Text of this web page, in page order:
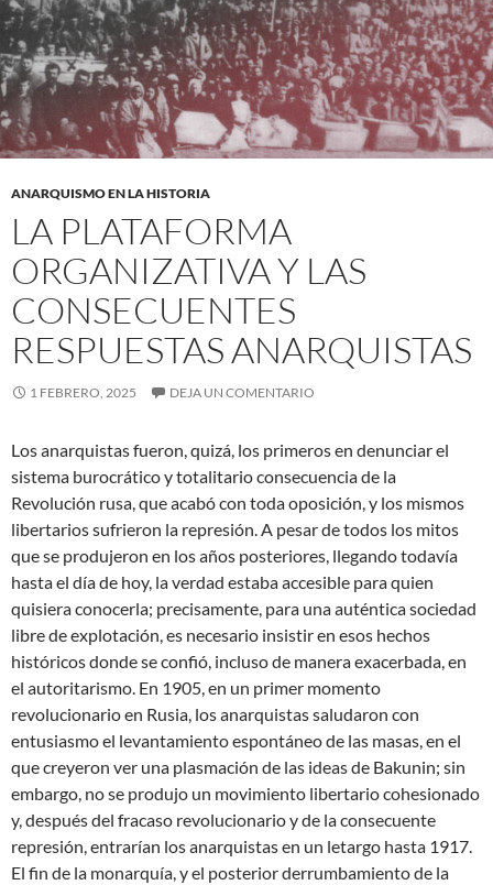
ANARQUISMO EN LA HISTORIA
LA PLATAFORMA
ORGANIZATIVA Y LAS
CONSECUENTES
RESPUESTAS ANARQUISTAS
1 FEBRERO, 2025 DEJA UN COMENTARIO
Los anarquistas fueron, quizá, los primeros en denunciar el
sistema burocrático y totalitario consecuencia de la
Revolución rusa, que acabó con toda oposición, y los mismos
libertarios sufrieron la represión. A pesar de todos los mitos
que se produjeron en los años posteriores, llegando todavía
hasta el día de hoy, la verdad estaba accesible para quien
quisiera conocerla; precisamente, para una auténtica sociedad
libre de explotación, es necesario insistir en esos hechos
históricos donde se confió, incluso de manera exacerbada, en
el autoritarismo. En 1905, en un primer momento
revolucionario en Rusia, los anarquistas saludaron con
entusiasmo el levantamiento espontáneo de las masas, en el
que creyeron ver una plasmación de las ideas de Bakunin; sin
embargo, no se produjo un movimiento libertario cohesionado
y, después del fracaso revolucionario y de la consecuente
represión, entrarían los anarquistas en un letargo hasta 1917.
El fin de la monarquía, y el posterior derrumbamiento de la